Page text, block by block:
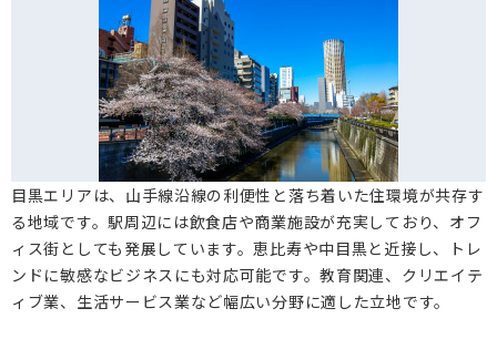
目黒エリアは、山手線沿線の利便性と落ち着いた住環境が共存す
る地域です。駅周辺には飲食店や商業施設が充実しており、オフ
ィス街としても発展しています。恵比寿や中目黒と近接し、トレ
ンドに敏感なビジネスにも対応可能です。教育関連、クリエイテ
ィブ業、生活サービス業など幅広い分野に適した立地です。